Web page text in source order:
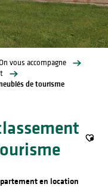
vous accompagne
de tourisme
en location